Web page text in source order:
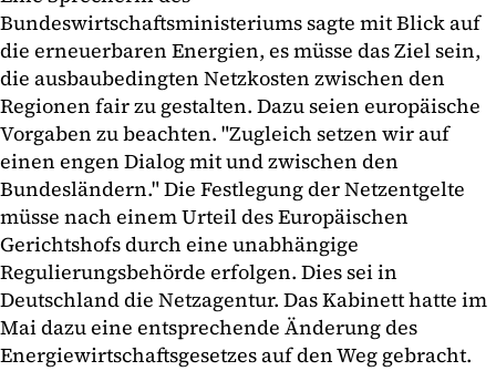
Bundeswirtschaftsministeriums sagte mit Blick auf
die erneuerbaren Energien, es müsse das Ziel sein,
die ausbaubedingten Netzkosten zwischen den
Regionen fair zu gestalten. Dazu seien europäische
Vorgaben zu beachten. "Zugleich setzen wir auf
einen engen Dialog mit und zwischen den
Bundesländern." Die Festlegung der Netzentgelte
müsse nach einem Urteil des Europäischen
Gerichtshofs durch eine unabhängige
Regulierungsbehörde erfolgen. Dies sei in
Deutschland die Netzagentur. Das Kabinett hatte im
Mai dazu eine entsprechende Änderung des
Energiewirtschaftsgesetzes auf den Weg gebracht.